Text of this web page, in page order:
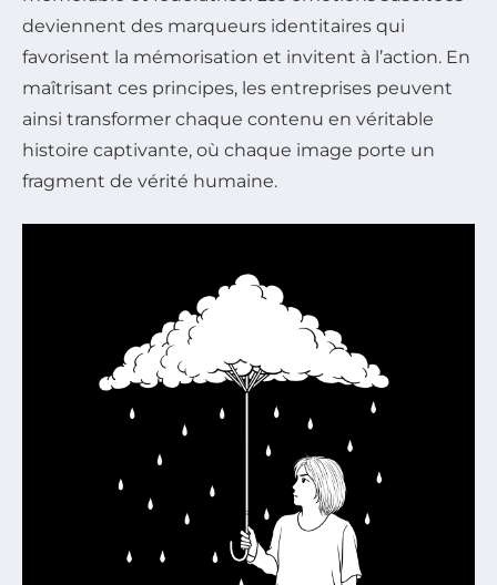
deviennent des marqueurs identitaires qui
favorisent la mémorisation et invitent à l’action. En
maîtrisant ces principes, les entreprises peuvent
ainsi transformer chaque contenu en véritable
histoire captivante, où chaque image porte un
fragment de vérité humaine.